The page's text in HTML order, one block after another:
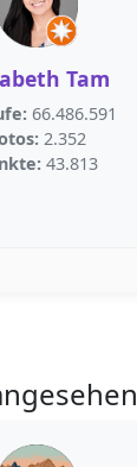
Tam
66.486.591
2.352
43.813